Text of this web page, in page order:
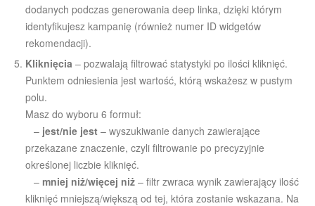
dodanych podczas generowania deep linka, dzięki którym
identyfikujesz kampanię (również numer ID widgetów
rekomendacji).
Kliknięcia – pozwalają filtrować statystyki po ilości kliknięć.
Punktem odniesienia jest wartość, którą wskażesz w pustym
polu.
Masz do wyboru 6 formuł:
– jest/nie jest – wyszukiwanie danych zawierające
przekazane znaczenie, czyli filtrowanie po precyzyjnie
określonej liczbie kliknięć.
– mniej niż/więcej niż – filtr zwraca wynik zawierający ilość
kliknięć mniejszą/większą od tej, która zostanie wskazana. Na